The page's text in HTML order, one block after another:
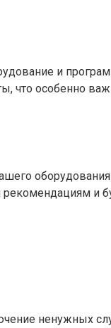
и
что особенно
и
ненужных